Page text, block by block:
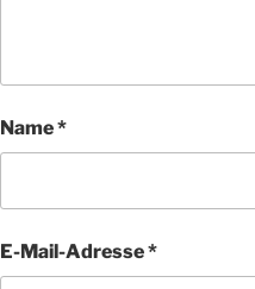
Name*
E-Mail-Adresse*